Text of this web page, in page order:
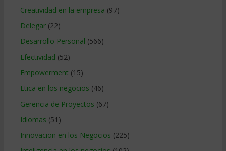
Creatividad en la empresa (97)
Delegar(22)
Desarrollo Personal (566)
Efectividad (52)
Empowerment (15)
Etica en los negocios (46)
Gerencia de Proyectos (67)
Idiomas (51)
Innovacion en los Negocios (225)